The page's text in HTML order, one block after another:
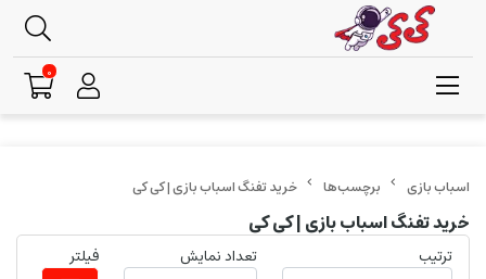
برچسب‌ها خرید تفنگ اسباب بازی | کی کی
خرید تفنگ اسباب بازی | کی کی
ترتیب تعداد نمایش فیلتر
0